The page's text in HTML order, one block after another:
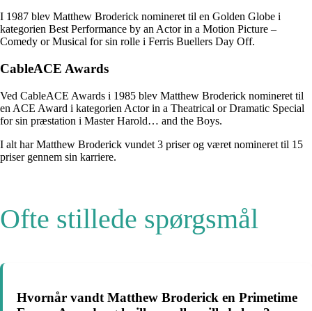
I 1987 blev Matthew Broderick nomineret til en Golden Globe i
kategorien Best Performance by an Actor in a Motion Picture –
Comedy or Musical for sin rolle i Ferris Buellers Day Off.
CableACE Awards
Ved CableACE Awards i 1985 blev Matthew Broderick nomineret til
en ACE Award i kategorien Actor in a Theatrical or Dramatic Special
for sin præstation i Master Harold… and the Boys.
I alt har Matthew Broderick vundet 3 priser og været nomineret til 15
priser gennem sin karriere.
Ofte stillede spørgsmål
Hvornår vandt Matthew Broderick en Primetime